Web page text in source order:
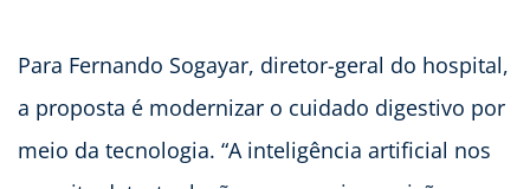
Para Fernando Sogayar, diretor-geral do hospital,
a proposta é modernizar o cuidado digestivo por
meio da tecnologia. “A inteligência artificial nos